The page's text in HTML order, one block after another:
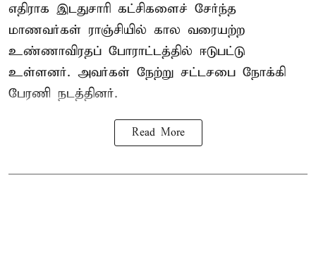
எதிராக இடதுசாரி கட்சிகளைச் சேர்ந்த
மாணவர்கள் ராஞ்சியில் கால வரையற்ற
உண்ணாவிரதப் போராட்டத்தில் ஈடுபட்டு
உள்ளனர். அவர்கள் நேற்று சட்டசபை நோக்கி
பேரணி நடத்தினர்.
Read More